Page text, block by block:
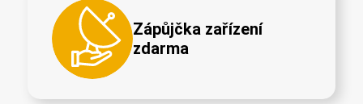
Zápůjčka zařízení
zdarma